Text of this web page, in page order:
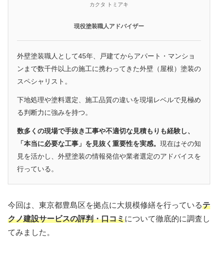
カクタ トミアキ
現役塗装職人アドバイザー
外壁塗装職人として45年、戸建てからアパート・マンショ
ンまで数千件以上の施工に携わってきた外壁（屋根）塗装の
スペシャリスト。
下地処理や塗料選定、施工品質の違いを現場レベルで見極め
る判断力に強みを持つ。
数多くの現場で手抜き工事や不適切な見積もりも経験し、
「本当に必要な工事」を見抜く重要性を実感。 現在はその知
見を活かし、外壁塗装の情報発信や業者選定のアドバイスを
行っている。
今回は、東京都豊島区を拠点に大規模修繕を行っているテ
クノ建設サービスの評判・口コミについて徹底的に調査し
てみました。